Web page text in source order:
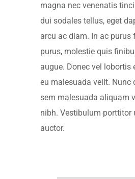
magna nec venenatis
dui sodales tellus, eget
arcu ac diam. In ac purus
purus, molestie quis
augue. Donec vel lobortis
eu malesuada velit. Nunc
sem malesuada aliquam
nibh. Vestibulum porttitor
auctor.